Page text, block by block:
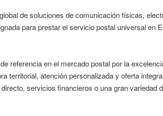
de soluciones de comunicación físicas,
para prestar el servicio postal universal en
referencia en el mercado postal por la
territorial, atención personalizada y oferta
servicios financieros o una gran variedad